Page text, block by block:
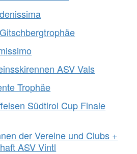
ASV Vals
Trophäe
Südtirol Cup Finale
der Vereine und Clubs +
ASV Vintl